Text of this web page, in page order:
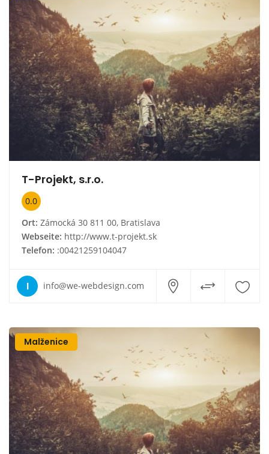
T-Projekt, s.r.o.
0.0
Ort: Zámocká 30 811 00, Bratislava
Webseite: http://www.t-projekt.sk
Telefon: :00421259104047
I info@we-webdesign.com
Malženice